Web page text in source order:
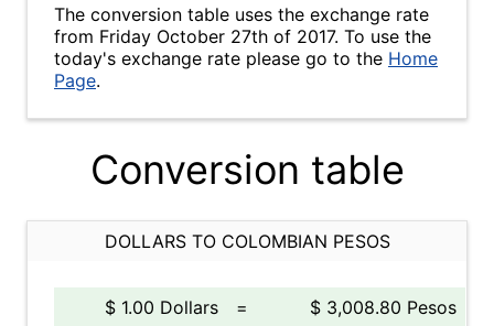
The conversion table uses the exchange rate
from Friday October 27th of 2017. To use the
today's exchange rate please go to the Home
Page.
Conversion table
DOLLARS TO COLOMBIAN PESOS
$ 1.00 Dollars =
$ 3,008.80 Pesos